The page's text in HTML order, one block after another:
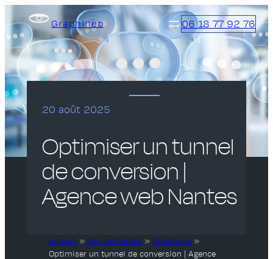
au
contenu
Graphineo 06 18 77 92 76
20 août 2025
Optimiser un tunnel
de conversion |
Agence web Nantes
Accueil » Nos actualités » Graphineo »
Optimiser un tunnel de conversion | Agence